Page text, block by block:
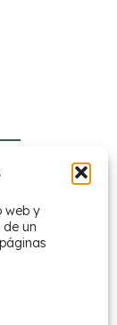
web y
un